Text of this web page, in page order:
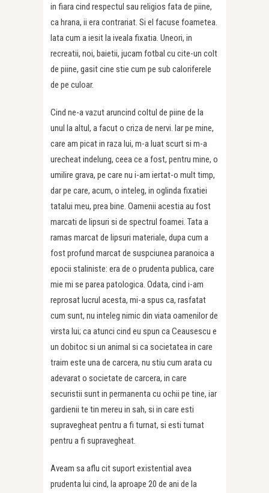
in fiara cind respectul sau religios fata de piine,
ca hrana, ii era contrariat. Si el facuse foametea.
Iata cum a iesit la iveala fixatia. Uneori, in
recreatii, noi, baietii, jucam fotbal cu cite-un colt
de piine, gasit cine stie cum pe sub caloriferele
de pe culoar.
Cind ne-a vazut aruncind coltul de piine de la
unul la altul, a facut o criza de nervi. Iar pe mine,
care am picat in raza lui, m-a luat scurt si m-a
urecheat indelung, ceea ce a fost, pentru mine, o
umilire grava, pe care nu i-am iertat-o mult timp,
dar pe care, acum, o inteleg, in oglinda fixatiei
tatalui meu, prea bine. Oamenii acestia au fost
marcati de lipsuri si de spectrul foamei. Tata a
ramas marcat de lipsuri materiale, dupa cum a
fost profund marcat de suspciunea paranoica a
epocii staliniste: era de o prudenta publica, care
mie mi se parea patologica. Odata, cind i-am
reprosat lucrul acesta, mi-a spus ca, rasfatat
cum sunt, nu inteleg nimic din viata oamenilor de
virsta lui; ca atunci cind eu spun ca Ceausescu e
un dobitoc si un animal si ca societatea in care
traim este una de carcera, nu stiu cum arata cu
adevarat o societate de carcera, in care
securistii sunt in permanenta cu ochii pe tine, iar
gardienii te tin mereu in sah, si in care esti
supravegheat pentru a fi turnat, si esti turnat
pentru a fi supravegheat.
Aveam sa aflu cit suport existential avea
prudenta lui cind, la aproape 20 de ani de la